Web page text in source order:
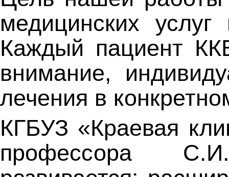
медицинских
Каждый пациент
внимание,
лечения в
КГБУЗ «Краевая
профессора